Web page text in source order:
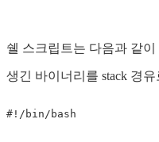
쉘 스크립트는 다음과 같
생긴 바이너리를 stack 경
#!/bin/bash